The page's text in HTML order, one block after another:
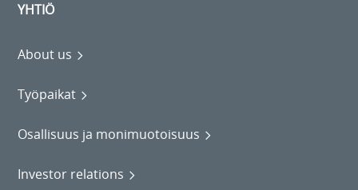
YHTIÖ
About us
Työpaikat
Osallisuus ja monimuotoisuus
Investor relations